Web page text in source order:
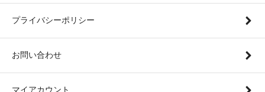
プライバシーポリシー
お問い合わせ
マイアカウント